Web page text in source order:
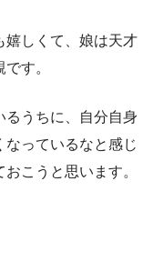
嬉しくて、娘は天才
す。
るうちに、自分自身
っているなと感じ
こうと思います。